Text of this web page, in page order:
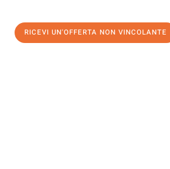
RICEVI UN'OFFERTA NON VINCOLANTE